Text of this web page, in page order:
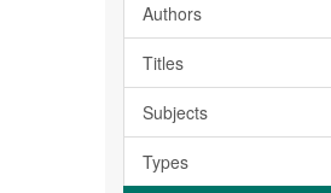
Authors
Titles
Subjects
Types